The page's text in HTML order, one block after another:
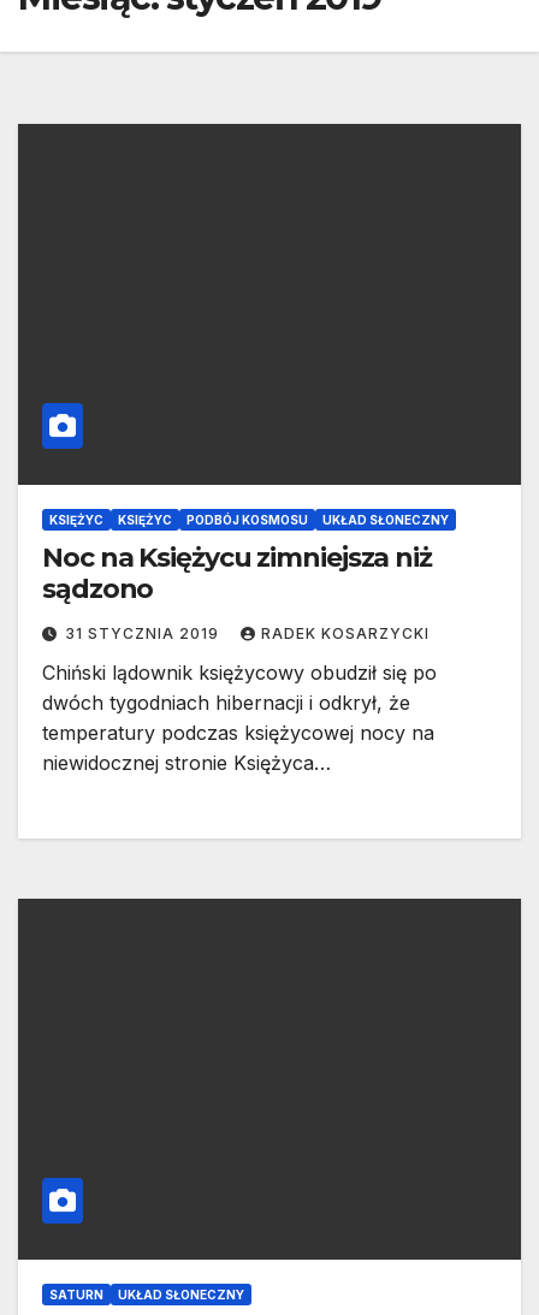
KSIĘŻYC KSIĘŻYC PODBÓJ KOSMOSU UKŁAD SŁONECZNY
Noc na Księżycu zimniejsza niż
sądzono
31 STYCZNIA 2019 RADEK KOSARZYCKI
Chiński lądownik księżycowy obudził się po
dwóch tygodniach hibernacji i odkrył, że
temperatury podczas księżycowej nocy na
niewidocznej stronie Księżyca…
SATURN UKŁAD SŁONECZNY